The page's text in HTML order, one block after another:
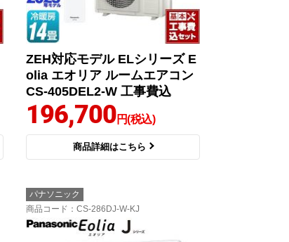
ZEH対応モデル ELシリーズ E
olia エオリア ルームエアコン
CS-405DEL2-W 工事費込
196,700円(税込)
商品詳細はこちら
パナソニック
商品コード ：CS-286DJ-W-KJ